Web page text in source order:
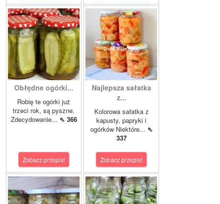
Obłędne ogórki...
Robię te ogórki już
trzeci rok, są pyszne.
Zdecydowanie... ⇖ 366
Zobacz przepis!
Najlepsza sałatka
z...
Kolorowa sałatka z
kapusty, papryki i
ogórków Niektóre... ⇖
337
Zobacz przepis!